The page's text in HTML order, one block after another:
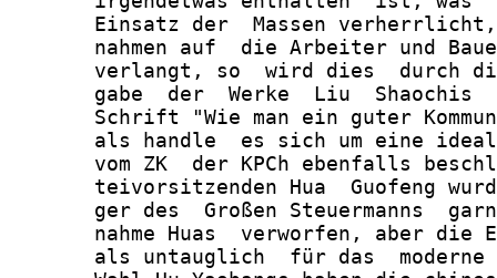
Einsatz der  Massen
nahmen auf  die Arbeiter und
verlangt, so  wird dies  durch
gabe  der  Werke  Liu  Shaochis
Schrift "Wie man ein guter
als handle  es sich um eine
vom ZK  der KPCh ebenfalls
teivorsitzenden Hua  Guofeng
ger des  Großen Steuermanns
nahme Huas  verworfen, aber die
als untauglich  für das